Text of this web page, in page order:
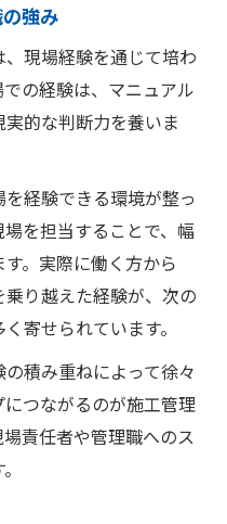
強み
現場経験を通じて培わ
の経験は、マニュアル
的な判断力を養いま
経験できる環境が整っ
を担当することで、幅
。実際に働く方から
り越えた経験が、次の
寄せられています。
積み重ねによって徐々
つながるのが施工管理
責任者や管理職へのス